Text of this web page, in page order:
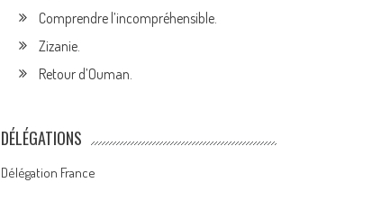
Comprendre l’incompréhensible.
Zizanie.
Retour d’Ouman.
DÉLÉGATIONS
Délégation France